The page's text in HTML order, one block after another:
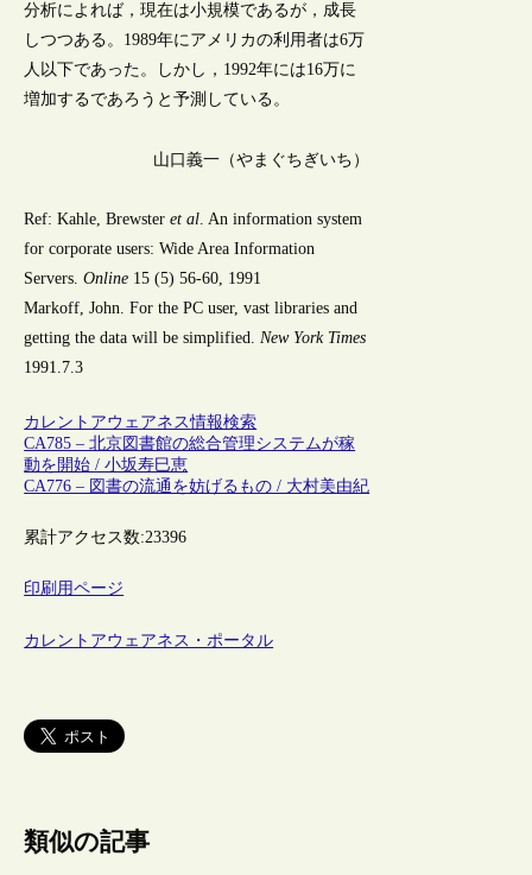
分析によれば，現在は小規模であるが，成長
しつつある。1989年にアメリカの利用者は6万
人以下であった。しかし，1992年には16万に
増加するであろうと予測している。
山口義一（やまぐちぎいち）
Ref: Kahle, Brewsteret al . An information system
for corporate users: Wide Area Information
Servers.Online 15 (5) 56-60, 1991
Markoff, John. For the PC user, vast libraries and
getting the data will be simplified. New York Times
1991.7.3
カレントアウェアネス情報検索
CA785 – 北京図書館の総合管理システムが稼
動を開始 / 小坂寿巳恵
CA776 – 図書の流通を妨げるもの / 大村美由紀
累計アクセス数:23396
印刷用ページ
カレントアウェアネス・ポータル
類似の記事